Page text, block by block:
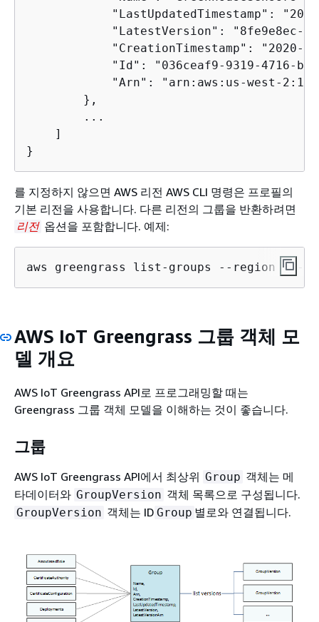
"LastUpdatedTimestamp":
"LatestVersion": "8fe9e8ec-
"CreationTimestamp": "2020-
"Id": "036ceaf9-9319-4716-
"Arn": "arn:aws:us-west-
        },
        ...
    ]
}
를 지정하지 않으면 AWS 리전 AWS CLI 명령은 프로필의
기본 리전을 사용합니다. 다른 리전의 그룹을 반환하려면
리전 옵션을 포함합니다. 예제:
aws greengrass list-groups --region us-
AWS IoT Greengrass 그룹 객체 모
델 개요
AWS IoT Greengrass API로 프로그래밍할 때는
Greengrass 그룹 객체 모델을 이해하는 것이 좋습니다.
그룹
AWS IoT Greengrass API에서 최상위 Group 객체는 메
타데이터와 GroupVersion 객체 목록으로 구성됩니다.
GroupVersion 객체는 ID Group 별로와 연결됩니다.